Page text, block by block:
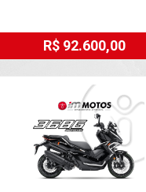
R$ 92.600,00